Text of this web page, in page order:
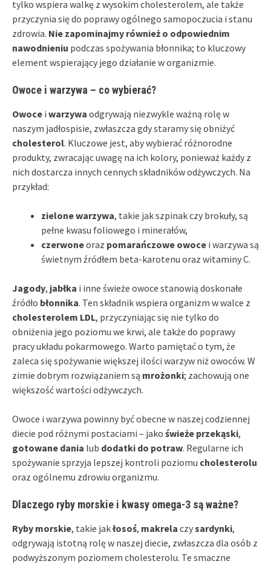
tylko wspiera walkę z wysokim cholesterolem, ale także
przyczynia się do poprawy ogólnego samopoczucia i stanu
zdrowia. Nie zapominajmy również o odpowiednim
nawodnieniu podczas spożywania błonnika; to kluczowy
element wspierający jego działanie w organizmie.
Owoce i warzywa – co wybierać?
Owoce i warzywa odgrywają niezwykle ważną rolę w
naszym jadłospisie, zwłaszcza gdy staramy się obniżyć
cholesterol. Kluczowe jest, aby wybierać różnorodne
produkty, zwracając uwagę na ich kolory, ponieważ każdy z
nich dostarcza innych cennych składników odżywczych. Na
przykład:
zielone warzywa, takie jak szpinak czy brokuły, są
pełne kwasu foliowego i minerałów,
czerwoneoraz pomarańczowe owoce i warzywa są
świetnym źródłem beta-karotenu oraz witaminy C.
Jagody, jabłka i inne świeże owoce stanowią doskonałe
źródło błonnika. Ten składnik wspiera organizm w walce z
cholesterolem LDL, przyczyniając się nie tylko do
obniżenia jego poziomu we krwi, ale także do poprawy
pracy układu pokarmowego. Warto pamiętać o tym, że
zaleca się spożywanie większej ilości warzyw niż owoców. W
zimie dobrym rozwiązaniem są mrożonki; zachowują one
większość wartości odżywczych.
Owoce i warzywa powinny być obecne w naszej codziennej
diecie pod różnymi postaciami – jako świeże przekąski,
gotowane dania lub dodatki do potraw. Regularne ich
spożywanie sprzyja lepszej kontroli poziomu cholesterolu
oraz ogólnemu zdrowiu organizmu.
Dlaczego ryby morskie i kwasy omega-3 są ważne?
Ryby morskie, takie jakłosoś, makrela czysardynki,
odgrywają istotną rolę w naszej diecie, zwłaszcza dla osób z
podwyższonym poziomem cholesterolu. Te smaczne